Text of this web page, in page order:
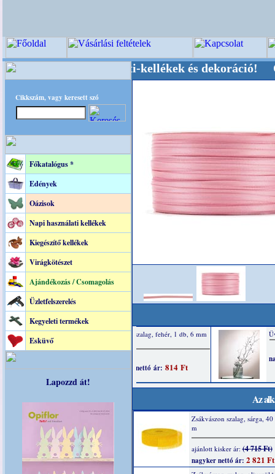
Cikkszám, vagy keresett szó
Főkatalógus *
Edények
Oázisok
Napi használati kellékek
Kiegészítő kellékek
Virágkötészet
Ajándékozás / Csomagolás
Üzletfelszerelés
Kegyeleti termékek
Esküvő
Lapozzd át!
, Kegyeleti-kellékek és dekoráció!
Az
Zsákvászon szalag, sárga,
m
ajánlott kisker ár:(4 715 Ft)
nagyker nettó ár: 2 821 Ft